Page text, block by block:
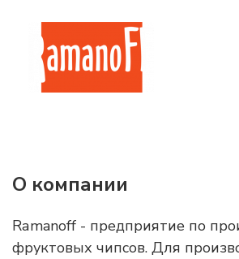
О компании
Rаmanoff - предприятие по
фруктовых чипсов. Для